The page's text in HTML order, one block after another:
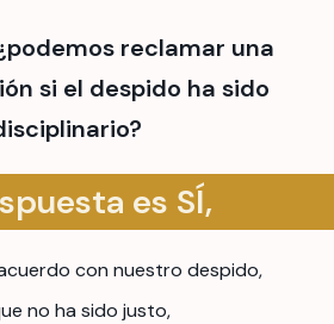
reclamar una
si el despido ha sido
es SÍ,
con nuestro despido,
no ha sido justo,